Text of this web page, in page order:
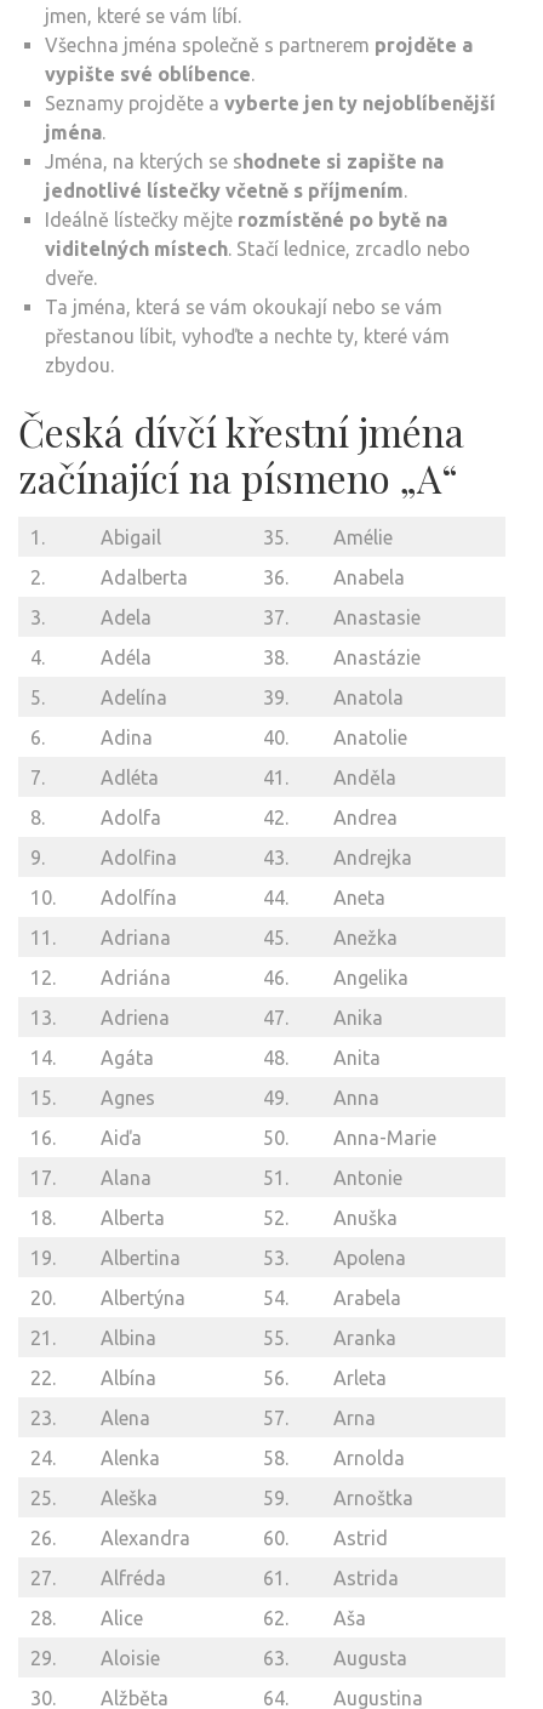
jmen, které se vám líbí.
Všechna jména společně s partnerem projděte a
vypište své oblíbence.
Seznamy projděte a vyberte jen ty nejoblíbenější
jména.
Jména, na kterých se shodnete si zapište na
jednotlivé lístečky včetně s příjmením.
Ideálně lístečky mějte rozmístěné po bytě na
viditelných místech. Stačí lednice, zrcadlo nebo
dveře.
Ta jména, která se vám okoukají nebo se vám
přestanou líbit, vyhoďte a nechte ty, které vám
zbydou.
Česká dívčí křestní jména
začínající na písmeno „A“
1. Abigail 35.
Amélie
2.
Adalberta 36.
Anabela
3.
Adela 37.
Anastasie
4.
Adéla 38.
Anastázie
5.
Adelína 39.
Anatola
6.
Adina 40.
Anatolie
7.
Adléta 41.
Anděla
8.
Adolfa 42.
Andrea
9.
Adolfina 43.
Andrejka
10.
Adolfína 44.
Aneta
11.
Adriana 45.
Anežka
12.
Adriána 46.
Angelika
13.
Adriena 47.
Anika
14.
Agáta 48.
Anita
15.
Agnes 49.
Anna
16.
Aiďa 50.
Anna-Marie
17.
Alana 51.
Antonie
18.
Alberta 52.
Anuška
19.
Albertina 53.
Apolena
20.
Albertýna 54.
Arabela
21.
Albina 55.
Aranka
22.
Albína 56.
Arleta
23.
Alena 57.
Arna
24.
Alenka 58.
Arnolda
25.
Aleška 59.
Arnoštka
26.
Alexandra 60.
Astrid
27.
Alfréda 61.
Astrida
28.
Alice 62.
Aša
29.
Aloisie 63.
Augusta
30.
Alžběta 64.
Augustina